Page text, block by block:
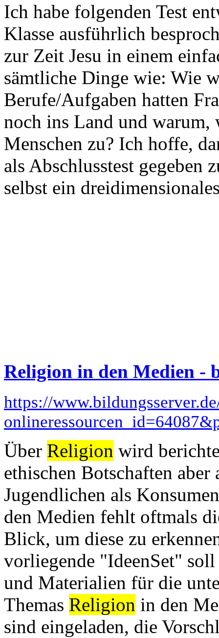
Ich habe folgenden Test
Klasse ausführlich
zur Zeit Jesu in einem
sämtliche Dinge wie: Wie
Berufe/Aufgaben hatten
noch ins Land und warum,
Menschen zu? Ich hoffe,
als Abschlusstest gegeben
selbst ein
Religion in den Medien -
https://
Über Religion wird
ethischen Botschaften
Jugendlichen als
den Medien fehlt oftmals
Blick, um diese zu
vorliegende "IdeenSet"
und Materialien für die
Themas Religion in den
sind eingeladen, die